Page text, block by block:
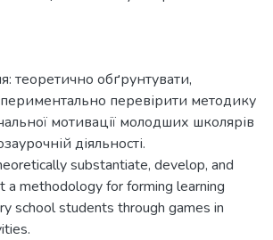
теоретично обґрунтувати,
перевірити методику
мотивації молодших школярів
діяльності.
substantiate, develop, and
methodology for forming learning
school students through games in